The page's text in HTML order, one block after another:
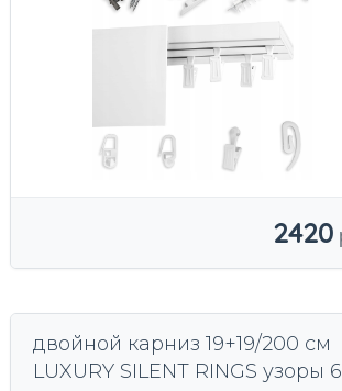
2420
двойной карниз 19+19/200 см
LUXURY SILENT RINGS узоры 6